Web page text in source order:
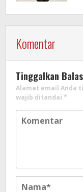
Komentar
Tinggalkan
Alamat email Anda
wajib ditandai *